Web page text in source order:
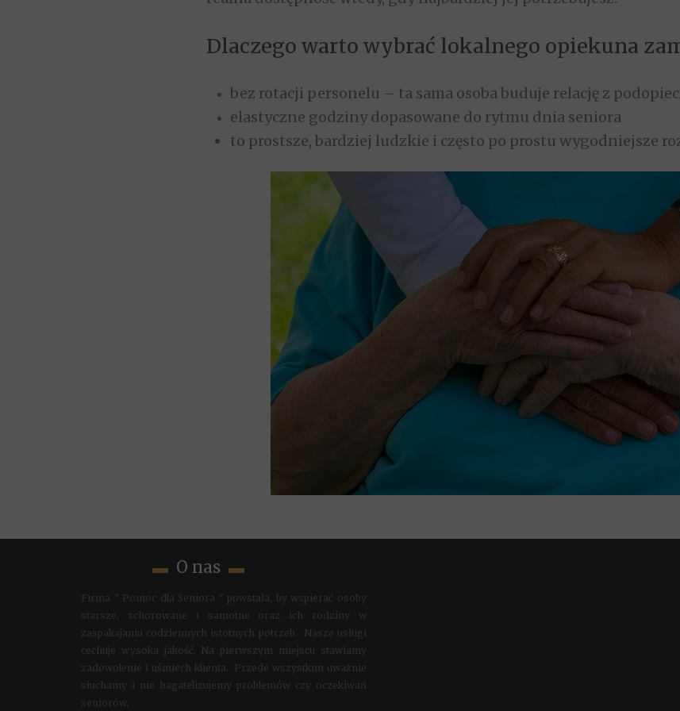
Dlaczego warto wybrać lokalnego opiekuna
bez rotacji personelu – ta sama osoba buduje relację z
elastyczne godziny dopasowane do rytmu dnia seniora
to prostsze, bardziej ludzkie i często po prostu wygodniejsze
▬ O nas ▬
Firma " Pomoc dla Seniora " powstała, by wspierać osoby
starsze, schorowane i samotne oraz ich rodziny w
zaspakajaniu codziennych istotnych potrzeb. Nasze usługi
cechuje wysoka jakość. Na pierwszym miejscu stawiamy
zadowolenie i uśmiech klienta. Przede wszystkim uważnie
słuchamy i nie bagatelizujemy problemów czy oczekiwań
seniorów.